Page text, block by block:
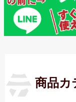
商品カ